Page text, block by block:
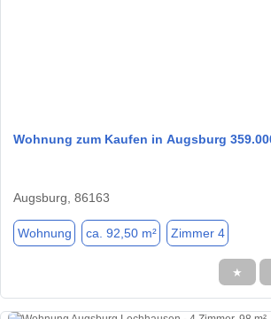
Wohnung zum Kaufen in Augsburg
Augsburg, 86163
Wohnung ca. 92,50 m² Zimmer 4
★